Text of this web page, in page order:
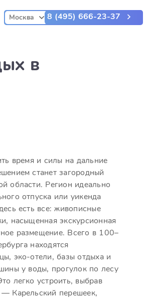
Москва 8 (495) 666-23-37
в
время и силы на дальние
станет загородный
области. Регион идеально
отпуска или уикенда
есть все: живописные
насыщенная экскурсионная
размещение. Всего в 100–
находятся
эко-отели, базы отдыха и
у воды, прогулок по лесу
легко устроить, выбрав
Карельский перешеек,